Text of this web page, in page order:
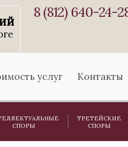
8 (812) 640-24-
услуг Контакты
СПОРЫ
ТРЕТЕЙСКИЕ
СПОРЫ